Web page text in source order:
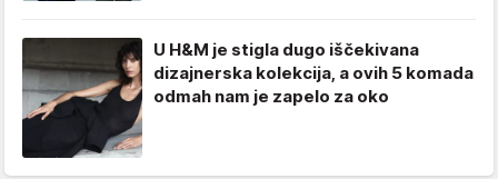
U H&M je stigla dugo iščekivana
dizajnerska kolekcija, a ovih 5 komada
odmah nam je zapelo za oko